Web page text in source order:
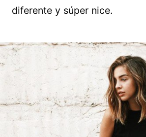
diferente y súper nice.